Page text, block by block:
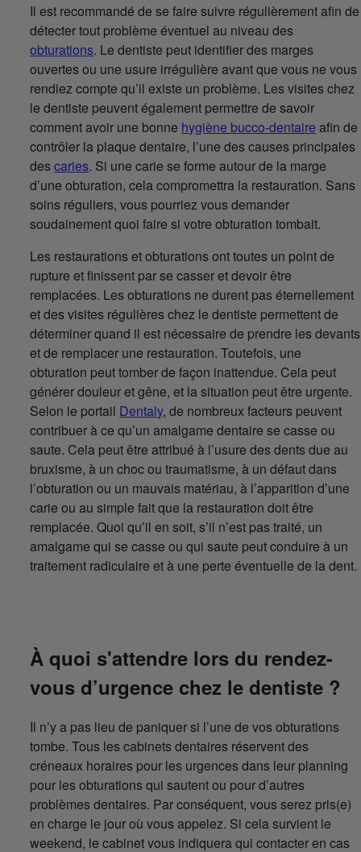
Il est recommandé de se faire suivre régulièrement afin de
détecter tout problème éventuel au niveau des
obturations. Le dentiste peut identifier des marges
ouvertes ou une usure irrégulière avant que vous ne vous
rendiez compte qu’il existe un problème. Les visites chez
le dentiste peuvent également permettre de savoir
comment avoir une bonne hygiène bucco-dentaire afin de
contrôler la plaque dentaire, l’une des causes principales
descaries. Si une carie se forme autour de la marge
d’une obturation, cela compromettra la restauration. Sans
soins réguliers, vous pourriez vous demander
soudainement quoi faire si votre obturation tombait.
Les restaurations et obturations ont toutes un point de
rupture et finissent par se casser et devoir être
remplacées. Les obturations ne durent pas éternellement
et des visites régulières chez le dentiste permettent de
déterminer quand il est nécessaire de prendre les devants
et de remplacer une restauration. Toutefois, une
obturation peut tomber de façon inattendue. Cela peut
générer douleur et gêne, et la situation peut être urgente.
Selon le portail Dentaly, de nombreux facteurs peuvent
contribuer à ce qu’un amalgame dentaire se casse ou
saute. Cela peut être attribué à l’usure des dents due au
bruxisme, à un choc ou traumatisme, à un défaut dans
l’obturation ou un mauvais matériau, à l’apparition d’une
carie ou au simple fait que la restauration doit être
remplacée. Quoi qu’il en soit, s’il n’est pas traité, un
amalgame qui se casse ou qui saute peut conduire à un
traitement radiculaire et à une perte éventuelle de la dent.
À quoi s'attendre lors du rendez-
vous d’urgence chez le dentiste ?
Il n’y a pas lieu de paniquer si l’une de vos obturations
tombe. Tous les cabinets dentaires réservent des
créneaux horaires pour les urgences dans leur planning
pour les obturations qui sautent ou pour d’autres
problèmes dentaires. Par conséquent, vous serez pris(e)
en charge le jour où vous appelez. Si cela survient le
weekend, le cabinet vous indiquera qui contacter en cas